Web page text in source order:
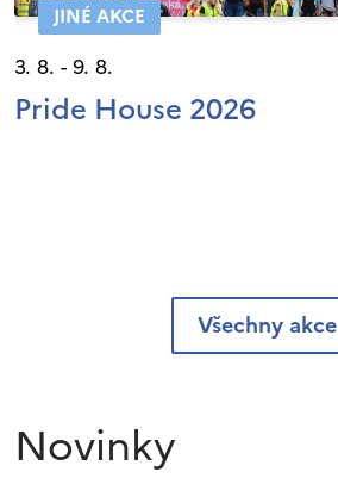
JINÉ AKCE
3. 8. - 9. 8.
Pride House 2026
Všechny akce
Novinky